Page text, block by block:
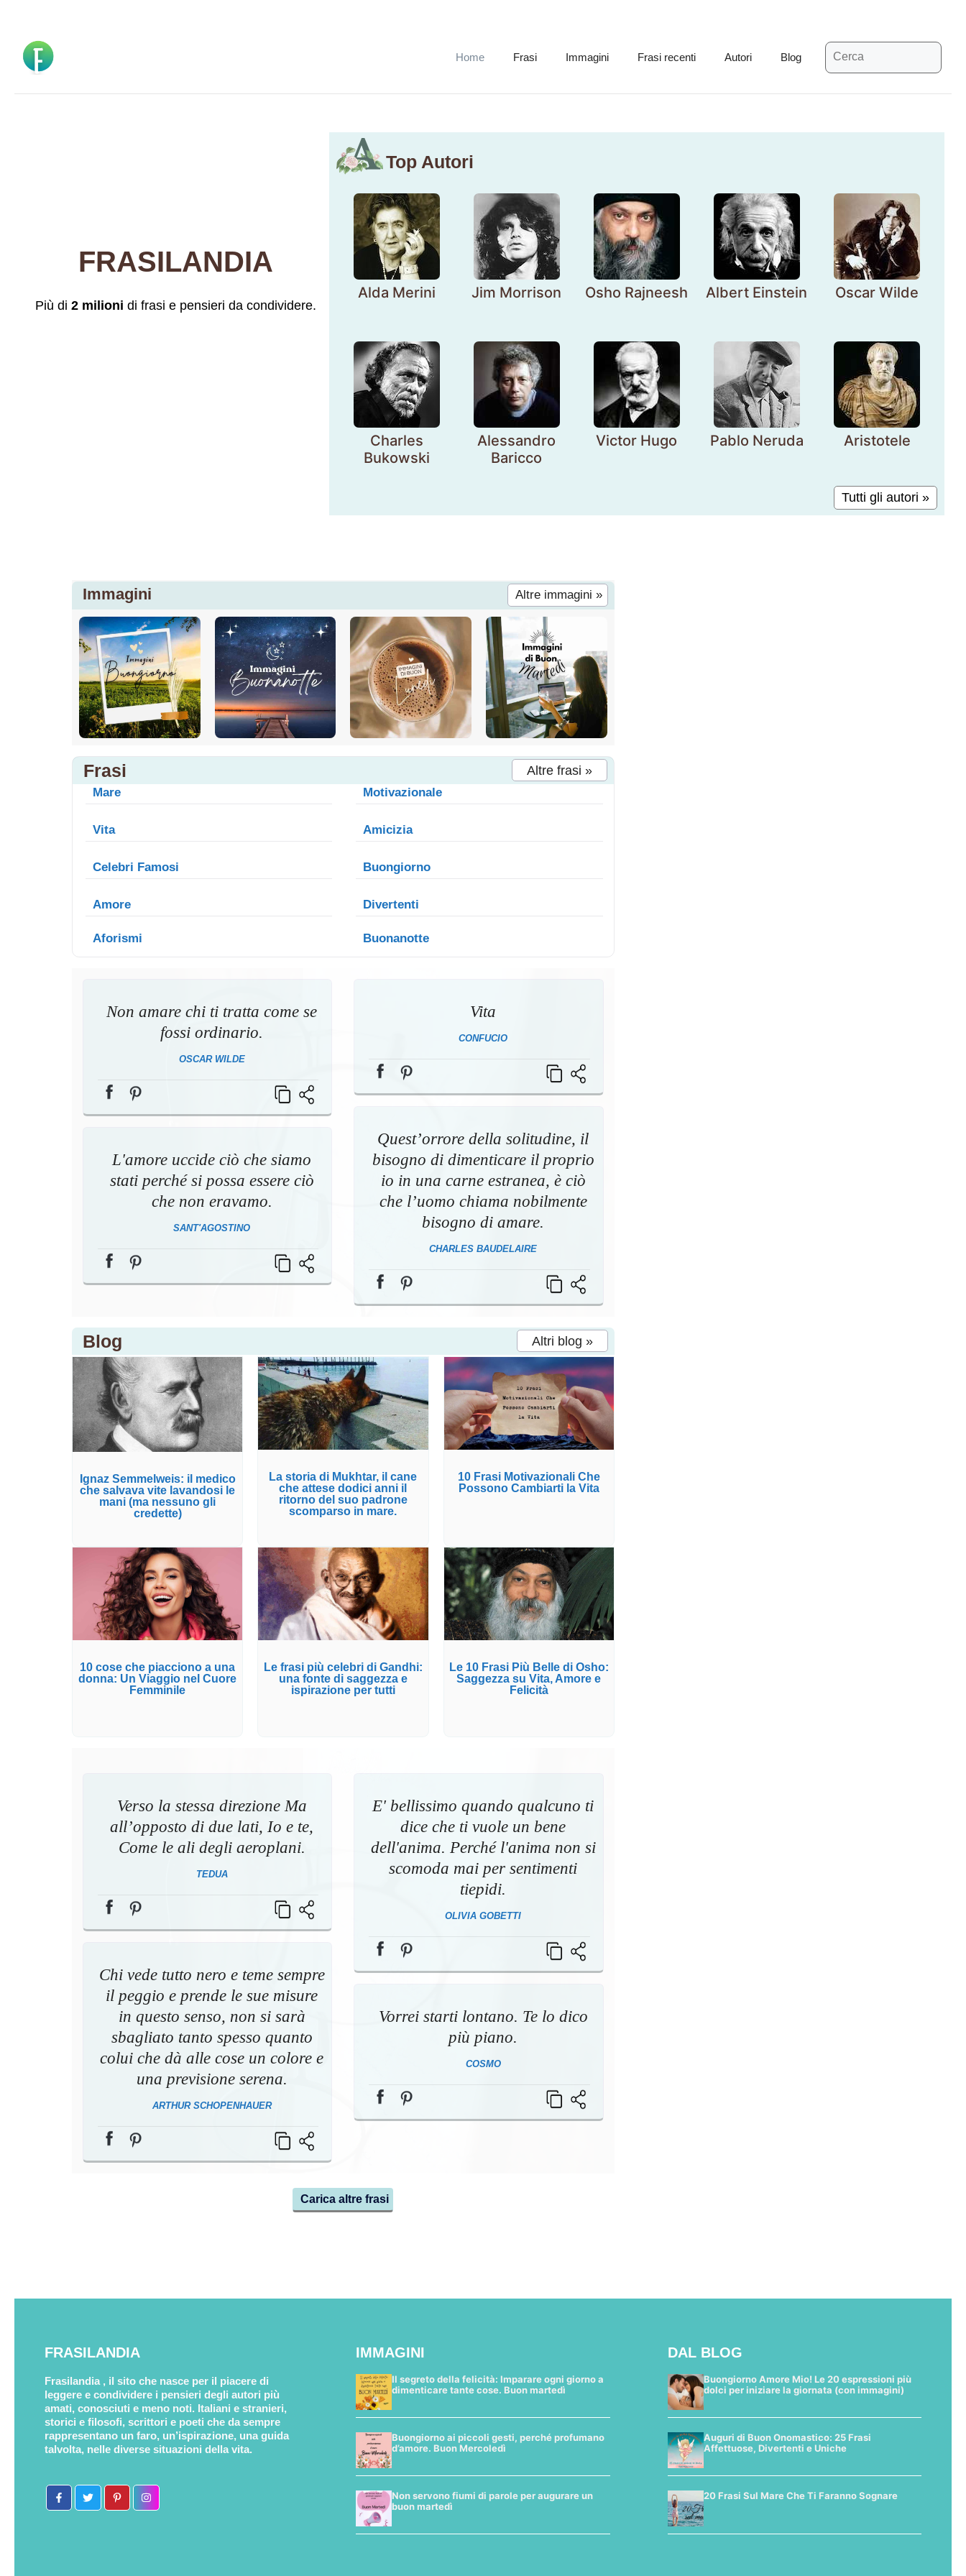
contenuto
Home Frasi Immagini Frasi recenti Autori Blog
Ricerca
per:
FRASILANDIA
Più di 2 milioni di frasi e pensieri da condividere.
Top Autori
Alda Merini Jim Morrison Osho Rajneesh Albert Einstein Oscar Wilde
Charles
Bukowski
Alessandro
Baricco
Victor Hugo Pablo Neruda Aristotele
Tutti gli autori »
Immagini Altre immagini »
Frasi Altre frasi »
Mare
Vita
Celebri Famosi
Amore
Aforismi
Motivazionale
Amicizia
Buongiorno
Divertenti
Buonanotte
Non amare chi ti tratta come se
fossi ordinario.
OSCAR WILDE
L'amore uccide ciò che siamo
stati perché si possa essere ciò
che non eravamo.
SANT'AGOSTINO
Vita
CONFUCIO
Quest’orrore della solitudine, il
bisogno di dimenticare il proprio
io in una carne estranea, è ciò
che l’uomo chiama nobilmente
bisogno di amare.
CHARLES BAUDELAIRE
Blog Altri blog »
Ignaz Semmelweis: il medico
che salvava vite lavandosi le
mani (ma nessuno gli
credette)
La storia di Mukhtar, il cane
che attese dodici anni il
ritorno del suo padrone
scomparso in mare.
10 Frasi Motivazionali Che
Possono Cambiarti la Vita
10 cose che piacciono a una
donna: Un Viaggio nel Cuore
Femminile
Le frasi più celebri di Gandhi:
una fonte di saggezza e
ispirazione per tutti
Le 10 Frasi Più Belle di Osho:
Saggezza su Vita, Amore e
Felicità
Verso la stessa direzione Ma
all’opposto di due lati, Io e te,
Come le ali degli aeroplani.
TEDUA
Chi vede tutto nero e teme sempre
il peggio e prende le sue misure
in questo senso, non si sarà
sbagliato tanto spesso quanto
colui che dà alle cose un colore e
una previsione serena.
ARTHUR SCHOPENHAUER
E' bellissimo quando qualcuno ti
dice che ti vuole un bene
dell'anima. Perché l'anima non si
scomoda mai per sentimenti
tiepidi.
OLIVIA GOBETTI
Vorrei starti lontano. Te lo dico
più piano.
COSMO
Carica altre frasi
FRASILANDIA
Frasilandia , il sito che nasce per il piacere di
leggere e condividere i pensieri degli autori più
amati, conosciuti e meno noti. Italiani e stranieri,
storici e filosofi, scrittori e poeti che da sempre
rappresentano un faro, un’ispirazione, una guida
talvolta, nelle diverse situazioni della vita.
IMMAGINI
Il segreto della felicità: Imparare ogni giorno a
dimenticare tante cose. Buon martedì
Buongiorno ai piccoli gesti, perché profumano
d’amore. Buon Mercoledì
Non servono fiumi di parole per augurare un
buon martedì
DAL BLOG
Buongiorno Amore Mio! Le 20 espressioni più
dolci per iniziare la giornata (con immagini)
Auguri di Buon Onomastico: 25 Frasi
Affettuose, Divertenti e Uniche
20 Frasi Sul Mare Che Ti Faranno Sognare